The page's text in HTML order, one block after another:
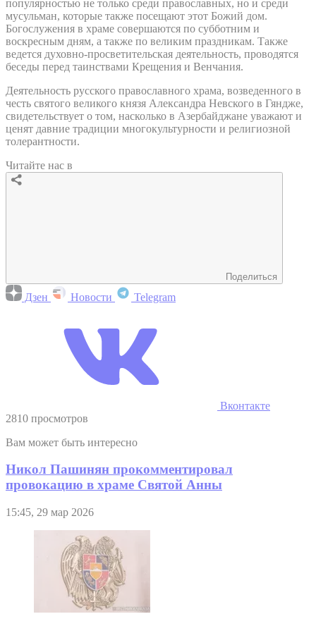
популярностью не только среди православных, но и среди
мусульман, которые также посещают этот Божий дом.
Богослужения в храме совершаются по субботним и
воскресным дням, а также по великим праздникам. Также
ведется духовно-просветительская деятельность, проводятся
беседы перед таинствами Крещения и Венчания.
Деятельность русского православного храма, возведенного в
честь святого великого князя Александра Невского в Гяндже,
свидетельствует о том, насколько в Азербайджане уважают и
ценят давние традиции многокультурности и религиозной
толерантности.
Читайте нас в
Поделиться
Дзен Новости Telegram
Вконтакте
2810 просмотров
Вам может быть интересно
Никол Пашинян прокомментировал
провокацию в храме Святой Анны
15:45, 29 мар 2026